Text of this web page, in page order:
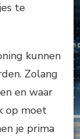
te
kunnen
Zolang
en waar
op moet
je prima